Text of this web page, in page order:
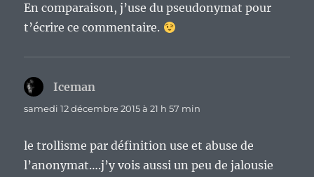
En comparaison, j’use du pseudonymat pour
t’écrire ce commentaire.
Iceman
samedi 12 décembre 2015 à 21 h 57 min
le trollisme par définition use et abuse de
l’anonymat….j’y vois aussi un peu de jalousie